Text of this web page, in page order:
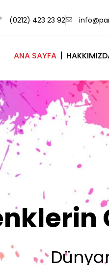
(0212) 423 23 92
ANA SAYFA